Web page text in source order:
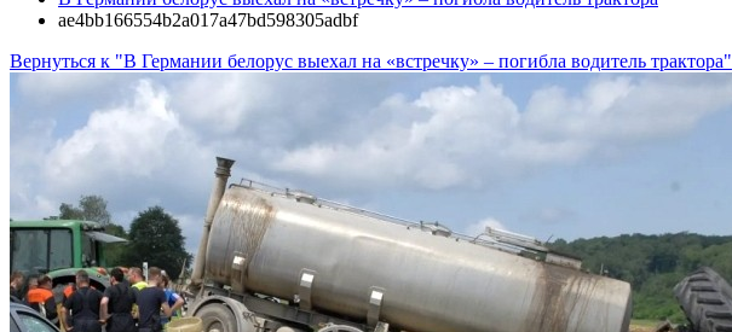
ae4bb166554b2a017a47bd598305adbf
Вернуться к "В Германии белорус выехал на «встречку» – погибла водитель трактора"